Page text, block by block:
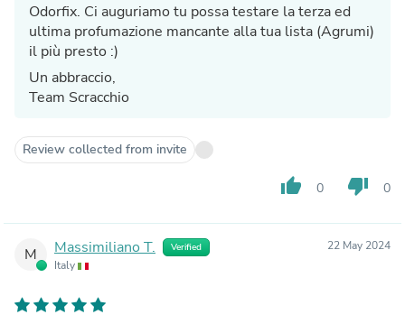
Odorfix. Ci auguriamo tu possa testare la terza ed
ultima profumazione mancante alla tua lista (Agrumi)
il più presto :)
Un abbraccio,
Team Scracchio
Review collected from invite
thumb_up 0 thumb_down 0
M Massimiliano T. Verified
Italy
22 May 2024